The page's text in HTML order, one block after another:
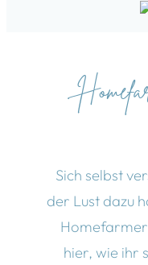
Sich selbst
der Lust dazu
hier, wie ihr